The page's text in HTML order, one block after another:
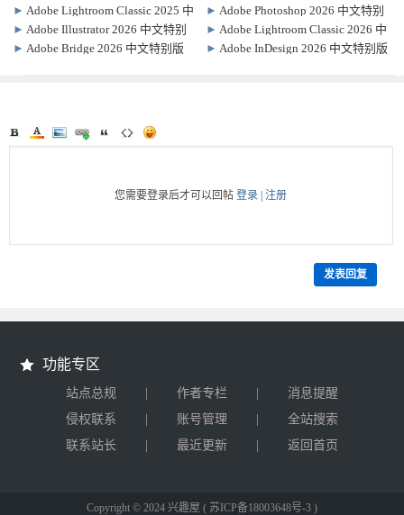
别版 v25.6.2.001
2026.001.21779 中文特别版
► Adobe Lightroom Classic 2025 中
文特别版 v15.0
► Adobe Photoshop 2026 中文特别
版 / 绿色精简版 v27.6.0.11
► Adobe Illustrator 2026 中文特别
版 30.5.1.3
► Adobe Lightroom Classic 2026 中
文特别版 15.3.1.1
► Adobe Bridge 2026 中文特别版
► Adobe InDesign 2026 中文特别版
您需要登录后才可以回帖登录 |注册
发表回复
功能专区
站点总规 | 作者专栏 |
消息提醒
侵权联系
| 账号管理 |
全站搜索
联系站长
| 最近更新 | 返回首页
Copyright © 2024 兴趣屋 ( 苏ICP备18003648号-3 )